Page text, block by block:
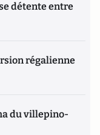
détente entre
régalienne
du villepino-